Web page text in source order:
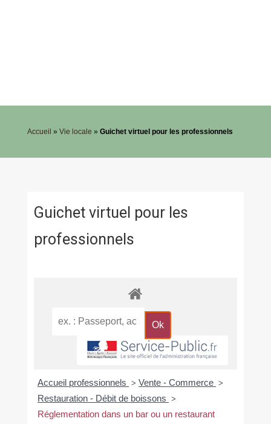
Accueil » Vie locale » Guichet virtuel pour les professionnels
Guichet virtuel pour les
professionnels
Accueil professionnels > Vente - Commerce >
Restauration - Débit de boissons >
Réglementation dans un bar ou un restaurant